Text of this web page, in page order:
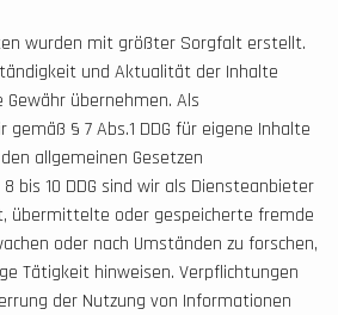
wurden mit größter Sorgfalt erstellt.
und Aktualität der Inhalte
übernehmen. Als
§ 7 Abs.1 DDG für eigene Inhalte
allgemeinen Gesetzen
bis 10 DDG sind wir als Diensteanbieter
übermittelte oder gespeicherte fremde
oder nach Umständen zu forschen,
Tätigkeit hinweisen. Verpflichtungen
der Nutzung von Informationen